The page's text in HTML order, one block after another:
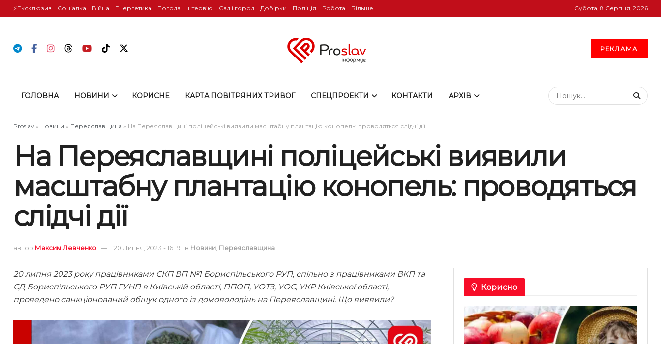
⚡️Ексклюзив Соціалка Війна Енергетика Погода Інтервʼю Сад і город Добірки Поліція Робота Більше Субота, 8 Серпня, 2026
РЕКЛАМА
ГОЛОВНА НОВИНИ КОРИСНЕ КАРТА ПОВІТРЯНИХ ТРИВОГ СПЕЦПРОЕКТИ КОНТАКТИ АРХІВ
Proslav » Новини » Переяславщина » На Переяславщині поліцейські виявили масштабну плантацію конопель: проводяться слідчі дії
На Переяславщині поліцейські виявили
масштабну плантацію конопель: проводяться
слідчі дії
автор Максим Левченко 20 Липня, 2023 - 16:19 в Новини, Переяславщина
20 липня 2023 року працівниками СКП ВП №1 Бориспільського РУП, спільно з працівниками ВКП та
СД Бориспільського РУП ГУНП в Київській області, ППОП, УОТЗ, УОС, УКР Київської області,
проведено санкціонований обшук одного із домоволодінь на Переяславщині. Що виявили?
Корисно